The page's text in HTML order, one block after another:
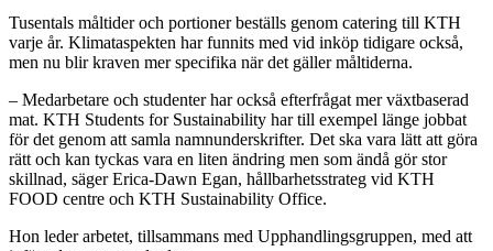
Tusentals måltider och portioner beställs genom catering till KTH
varje år. Klimataspekten har funnits med vid inköp tidigare också,
men nu blir kraven mer specifika när det gäller måltiderna.
– Medarbetare och studenter har också efterfrågat mer växtbaserad
mat. KTH Students for Sustainability har till exempel länge jobbat
för det genom att samla namnunderskrifter. Det ska vara lätt att göra
rätt och kan tyckas vara en liten ändring men som ändå gör stor
skillnad, säger Erica-Dawn Egan, hållbarhetsstrateg vid KTH
FOOD centre och KTH Sustainability Office.
Hon leder arbetet, tillsammans med Upphandlingsgruppen, med att